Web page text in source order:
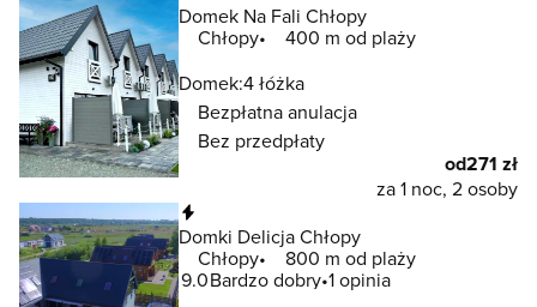
Domek Na Fali Chłopy
Chłopy
400 m od plaży
Domek:4 łóżka
Bezpłatna anulacja
Bez przedpłaty
od271 zł
za 1 noc, 2 osoby
Domki Delicja Chłopy
Chłopy
800 m od plaży
9.0Bardzo dobry 1 opinia